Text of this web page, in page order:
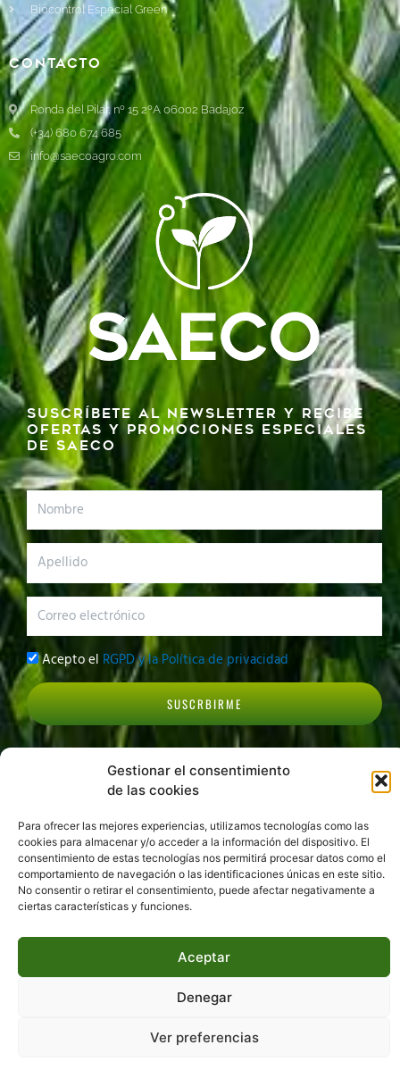
Gestionar el consentimiento
de las cookies
Para ofrecer las mejores experiencias, utilizamos tecnologías como las
cookies para almacenar y/o acceder a la información del dispositivo. El
consentimiento de estas tecnologías nos permitirá procesar datos como el
comportamiento de navegación o las identificaciones únicas en este sitio.
No consentir o retirar el consentimiento, puede afectar negativamente a
ciertas características y funciones.
Aceptar
Denegar
Ver preferencias
Biocontrol Especial Green
Contacto
Ronda del Pilar, nº 15 2ºA 06002 Badajoz
(+34) 680 674 685
info@saecoagro.com
Suscríbete al newsletter y recibe
ofertas y promociones especiales
de SAECO
Apellido
electrónico
Privacidad
Acepto el RGPD y la Política de privacidad
SUSCRBIRME
Copyright © 2022 | SAECO - Todos los derechos reservados | Diseño y